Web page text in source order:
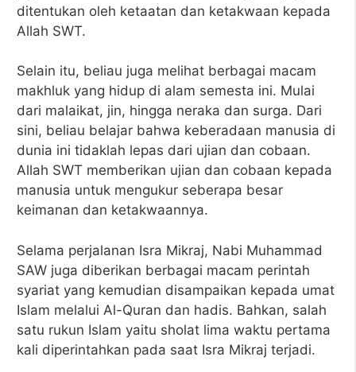
ditentukan oleh ketaatan dan ketakwaan kepada
Allah SWT.
Selain itu, beliau juga melihat berbagai macam
makhluk yang hidup di alam semesta ini. Mulai
dari malaikat, jin, hingga neraka dan surga. Dari
sini, beliau belajar bahwa keberadaan manusia di
dunia ini tidaklah lepas dari ujian dan cobaan.
Allah SWT memberikan ujian dan cobaan kepada
manusia untuk mengukur seberapa besar
keimanan dan ketakwaannya.
Selama perjalanan Isra Mikraj, Nabi Muhammad
SAW juga diberikan berbagai macam perintah
syariat yang kemudian disampaikan kepada umat
Islam melalui Al-Quran dan hadis. Bahkan, salah
satu rukun Islam yaitu sholat lima waktu pertama
kali diperintahkan pada saat Isra Mikraj terjadi.